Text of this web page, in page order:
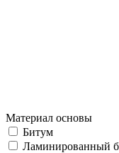
Материал основы
Битум
Ламинированный